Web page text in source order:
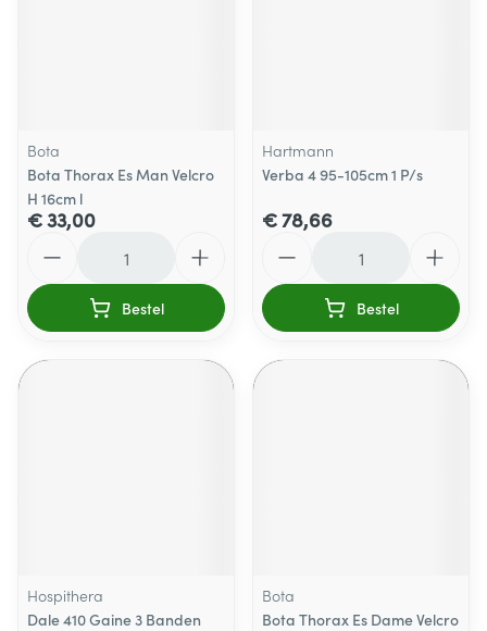
Bota
Bota Thorax Es Man Velcro
H 16cm l
€ 33,00
Bestel
Hartmann
Verba 4 95-105cm 1 P/s
€ 78,66
Bestel
Hospithera
Dale 410 Gaine 3 Banden
Bota
Bota Thorax Es Dame Velcro